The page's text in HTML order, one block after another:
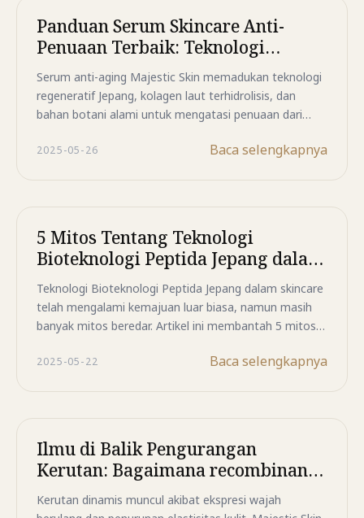
Panduan Serum Skincare Anti-
Penuaan Terbaik: Teknologi
Regeneratif Jepang & Produksi
Kolagen
Serum anti-aging Majestic Skin memadukan teknologi
regeneratif Jepang, kolagen laut terhidrolisis, dan
bahan botani alami untuk mengatasi penuaan dari
termasuk kulit sensitif.
2025-05-26 Baca selengkapnya
5 Mitos Tentang Teknologi
Bioteknologi Peptida Jepang dalam
Skincare yang Telah Dibantah –
Majestic Skin
Teknologi Bioteknologi Peptida Jepang dalam skincare
telah mengalami kemajuan luar biasa, namun masih
banyak mitos beredar. Artikel ini membantah 5 mitos
menawarkan solusi peremajaan kulit berbasis sains
2025-05-22 Baca selengkapnya
Ilmu di Balik Pengurangan
Kerutan: Bagaimana recombinant
peptide Menargetkan Garis
Dinamis
Kerutan dinamis muncul akibat ekspresi wajah